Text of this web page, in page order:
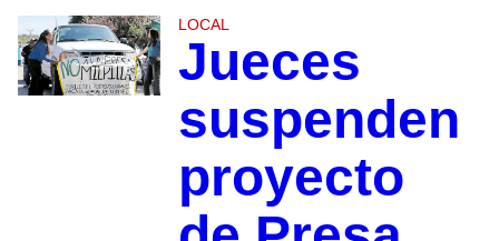
LOCAL
Jueces
suspenden
proyecto